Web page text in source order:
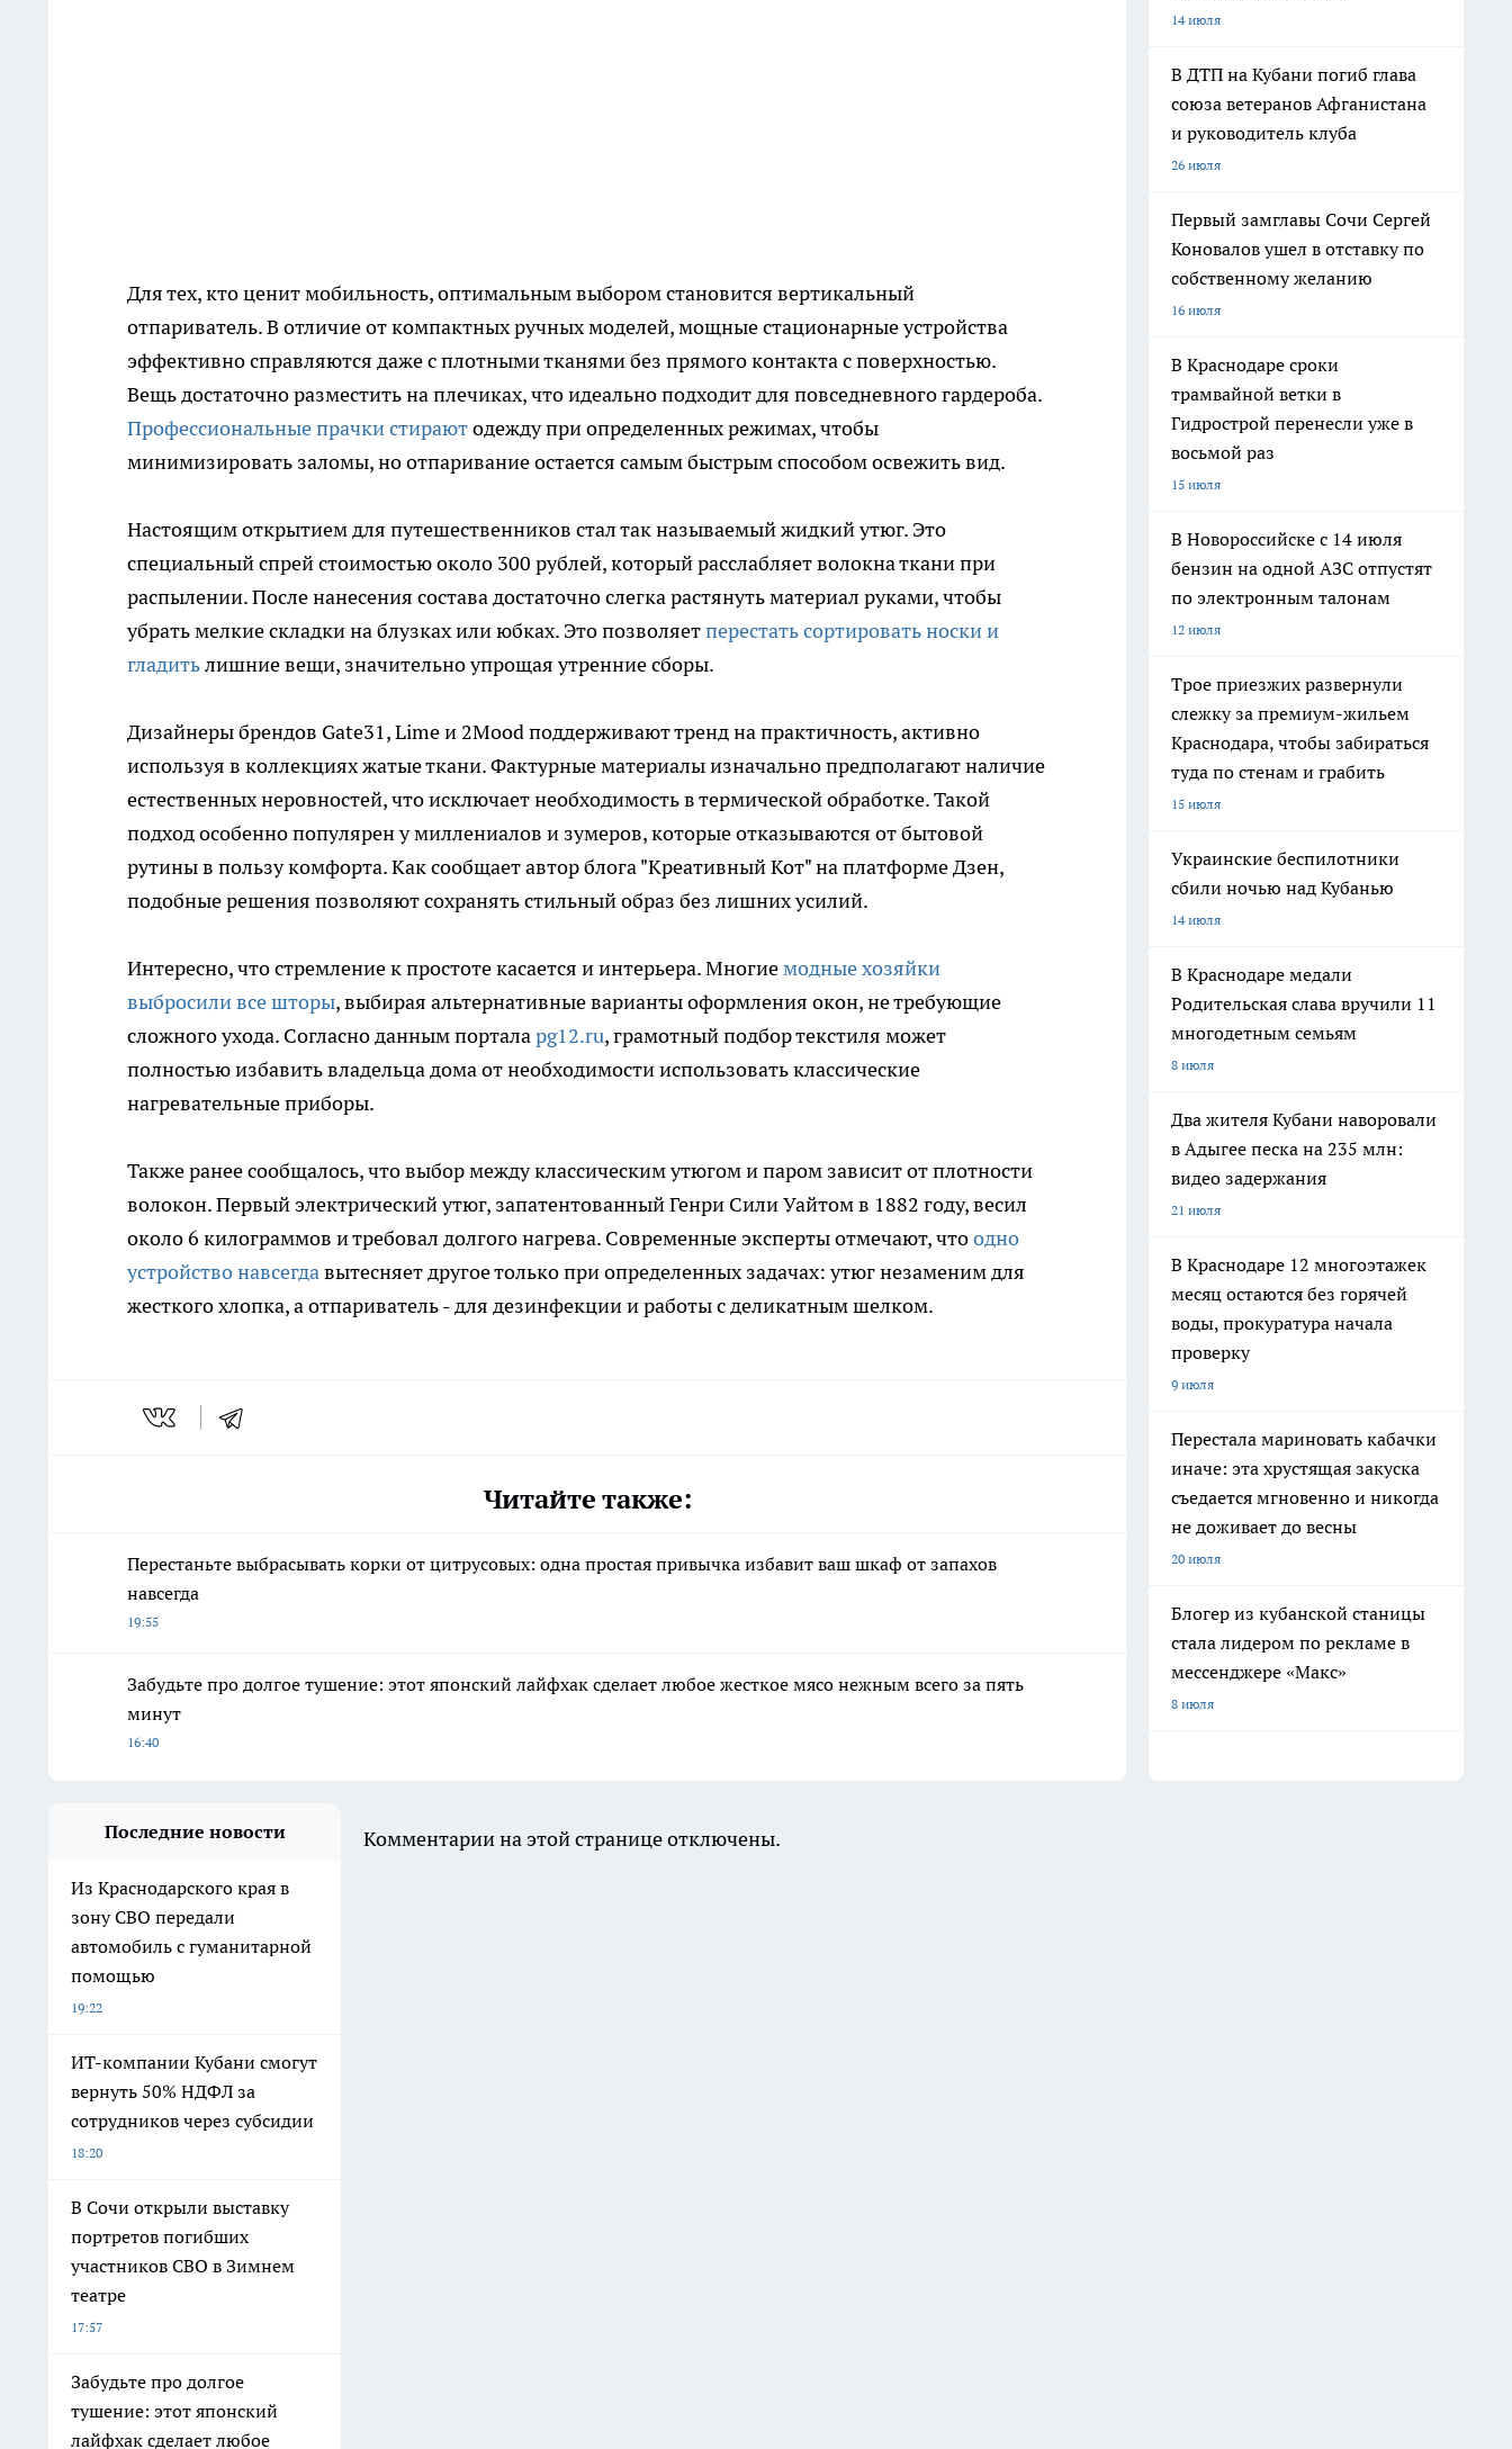
Для тех, кто ценит мобильность, оптимальным выбором становится вертикальный
отпариватель. В отличие от компактных ручных моделей, мощные стационарные устройства
эффективно справляются даже с плотными тканями без прямого контакта с поверхностью.
Вещь достаточно разместить на плечиках, что идеально подходит для повседневного гардероба.
Профессиональные прачки стираютодежду при определенных режимах, чтобы
минимизировать заломы, но отпаривание остается самым быстрым способом освежить вид.
Настоящим открытием для путешественников стал так называемый жидкий утюг. Это
специальный спрей стоимостью около 300 рублей, который расслабляет волокна ткани при
распылении. После нанесения состава достаточно слегка растянуть материал руками, чтобы
убрать мелкие складки на блузках или юбках. Это позволяетперестать сортировать носки и
гладитьлишние вещи, значительно упрощая утренние сборы.
Дизайнеры брендов Gate31, Lime и 2Mood поддерживают тренд на практичность, активно
используя в коллекциях жатые ткани. Фактурные материалы изначально предполагают наличие
естественных неровностей, что исключает необходимость в термической обработке. Такой
подход особенно популярен у миллениалов и зумеров, которые отказываются от бытовой
рутины в пользу комфорта. Как сообщает автор блога "Креативный Кот" на платформе Дзен,
подобные решения позволяют сохранять стильный образ без лишних усилий.
Интересно, что стремление к простоте касается и интерьера. Многиемодные хозяйки
выбросили все шторы, выбирая альтернативные варианты оформления окон, не требующие
сложного ухода. Согласно данным порталаpg12.ru, грамотный подбор текстиля может
полностью избавить владельца дома от необходимости использовать классические
нагревательные приборы.
Также ранее сообщалось, что выбор между классическим утюгом и паром зависит от плотности
волокон. Первый электрический утюг, запатентованный Генри Сили Уайтом в 1882 году, весил
около 6 килограммов и требовал долгого нагрева. Современные эксперты отмечают, чтоодно
устройство навсегдавытесняет другое только при определенных задачах: утюг незаменим для
жесткого хлопка, а отпариватель - для дезинфекции и работы с деликатным шелком.
Читайте также:
Перестаньте выбрасывать корки от цитрусовых: одна простая привычка избавит ваш шкаф от запахов
навсегда
19:55
Забудьте про долгое тушение: этот японский лайфхак сделает любое жесткое мясо нежным всего за пять
минут
16:40
14 июля
В ДТП на Кубани погиб глава
союза ветеранов Афганистана
и руководитель клуба
26 июля
Первый замглавы Сочи Сергей
Коновалов ушел в отставку по
собственному желанию
16 июля
В Краснодаре сроки
трамвайной ветки в
Гидрострой перенесли уже в
восьмой раз
15 июля
В Новороссийске с 14 июля
бензин на одной АЗС отпустят
по электронным талонам
12 июля
Трое приезжих развернули
слежку за премиум-жильем
Краснодара, чтобы забираться
туда по стенам и грабить
15 июля
Украинские беспилотники
сбили ночью над Кубанью
14 июля
В Краснодаре медали
Родительская слава вручили 11
многодетным семьям
8 июля
Два жителя Кубани наворовали
в Адыгее песка на 235 млн:
видео задержания
21 июля
В Краснодаре 12 многоэтажек
месяц остаются без горячей
воды, прокуратура начала
проверку
9 июля
Перестала мариновать кабачки
иначе: эта хрустящая закуска
съедается мгновенно и никогда
не доживает до весны
20 июля
Блогер из кубанской станицы
стала лидером по рекламе в
мессенджере «Макс»
8 июля
Последние новости
Из Краснодарского края в
зону СВО передали
автомобиль с гуманитарной
помощью
19:22
ИТ-компании Кубани смогут
вернуть 50% НДФЛ за
сотрудников через субсидии
18:20
В Сочи открыли выставку
портретов погибших
участников СВО в Зимнем
театре
17:57
Забудьте про долгое
тушение: этот японский
лайфхак сделает любое
Комментарии на этой странице отключены.